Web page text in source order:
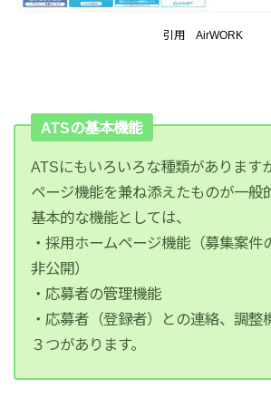
引用 AirWORK
ATSの基本機能
ATSにもいろいろな種類があります
ページ機能を兼ね添えたものが一般
基本的な機能としては、
・採用ホームページ機能（募集案件
非公開）
・応募者の管理機能
・応募者（登録者）との連絡、調整
３つがあります。